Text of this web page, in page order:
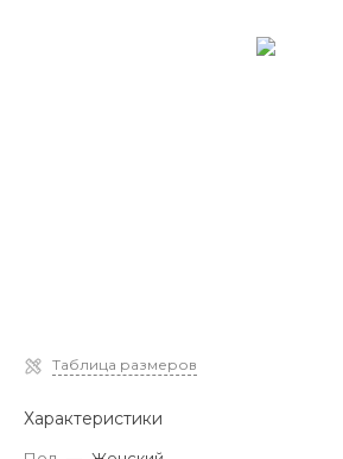
Таблица размеров
Характеристики